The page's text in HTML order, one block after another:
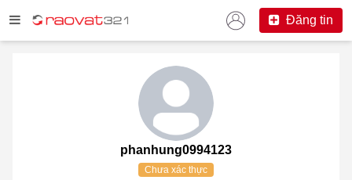
Đăng tin
phanhung0994123
Chưa xác thực